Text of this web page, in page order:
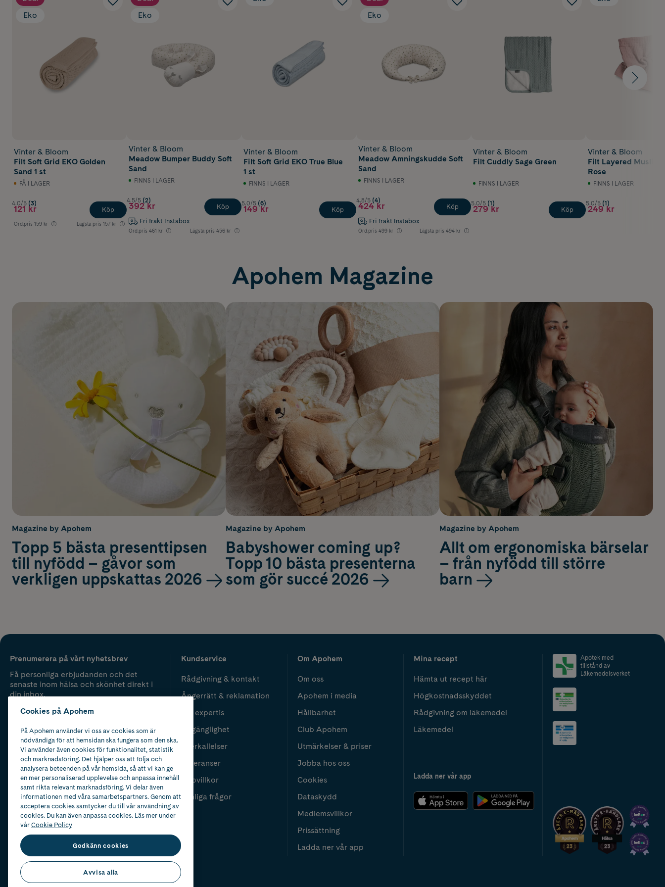
Eko
Vinter & Bloom
Filt Soft Grid EKO Golden
Sand 1 st
FÅ I LAGER
4.0/5 (3)
121 kr
Ord.pris 159 kr Lägsta pris 157 kr
Köp
Eko
Vinter & Bloom
Meadow Bumper Buddy Soft
Sand
FINNS I LAGER
4.5/5 (2)
392 kr
Fri frakt Instabox
Ord.pris 461 kr Lägsta pris 456 kr
Köp
Vinter & Bloom
Filt Soft Grid EKO True Blue
1 st
FINNS I LAGER
5.0/5 (6)
149 kr Köp
Eko
Vinter & Bloom
Meadow Amningskudde Soft
Sand
FINNS I LAGER
4.8/5 (4)
424 kr
Fri frakt Instabox
Ord.pris 499 kr Lägsta pris 494 kr
Köp
Vinter & Bloom
Filt Cuddly Sage Green
FINNS I LAGER
5.0/5 (1)
279 kr Köp
Vinter & Bloom
Filt Layered Muslin
Rose
FINNS I LAGER
5.0/5 (1)
249 kr
Apohem Magazine
Magazine by Apohem
Topp 5 bästa presenttipsen
till nyfödd – gåvor som
verkligen uppskattas 2026
Magazine by Apohem
Babyshower coming up?
Topp 10 bästa presenterna
som gör succé 2026
Magazine by Apohem
Allt om ergonomiska bärselar
– från nyfödd till större
barn
Prenumerera på vårt nyhetsbrev
Få personliga erbjudanden och det
senaste inom hälsa och skönhet direkt i
din inbox.
Kundservice
Rådgivning & kontakt
Ångerrätt & reklamation
Vår expertis
Tillgänglighet
Återkallelser
Leveranser
Köpvillkor
Vanliga frågor
Om Apohem
Om oss
Apohem i media
Hållbarhet
Club Apohem
Utmärkelser & priser
Jobba hos oss
Cookies
Dataskydd
Medlemsvillkor
Prissättning
Ladda ner vår app
Mina recept
Hämta ut recept här
Högkostnadsskyddet
Rådgivning om läkemedel
Läkemedel
Ladda ner vår app
Apotek med
tillstånd av
Läkemedelsverket
2024
Cookies på Apohem
På Apohem använder vi oss av cookies som är
nödvändiga för att hemsidan ska fungera som den ska.
Vi använder även cookies för funktionalitet, statistik
och marknadsföring. Det hjälper oss att följa och
analysera beteenden på vår hemsida, så att vi kan ge
en mer personaliserad upplevelse och anpassa innehåll
samt rikta relevant marknadsföring. Vi delar även
informationen med våra samarbetspartners. Genom att
acceptera cookies samtycker du till vår användning av
cookies. Du kan även anpassa cookies. Läs mer under
vårCookie Policy
Godkänn cookies
Avvisa alla